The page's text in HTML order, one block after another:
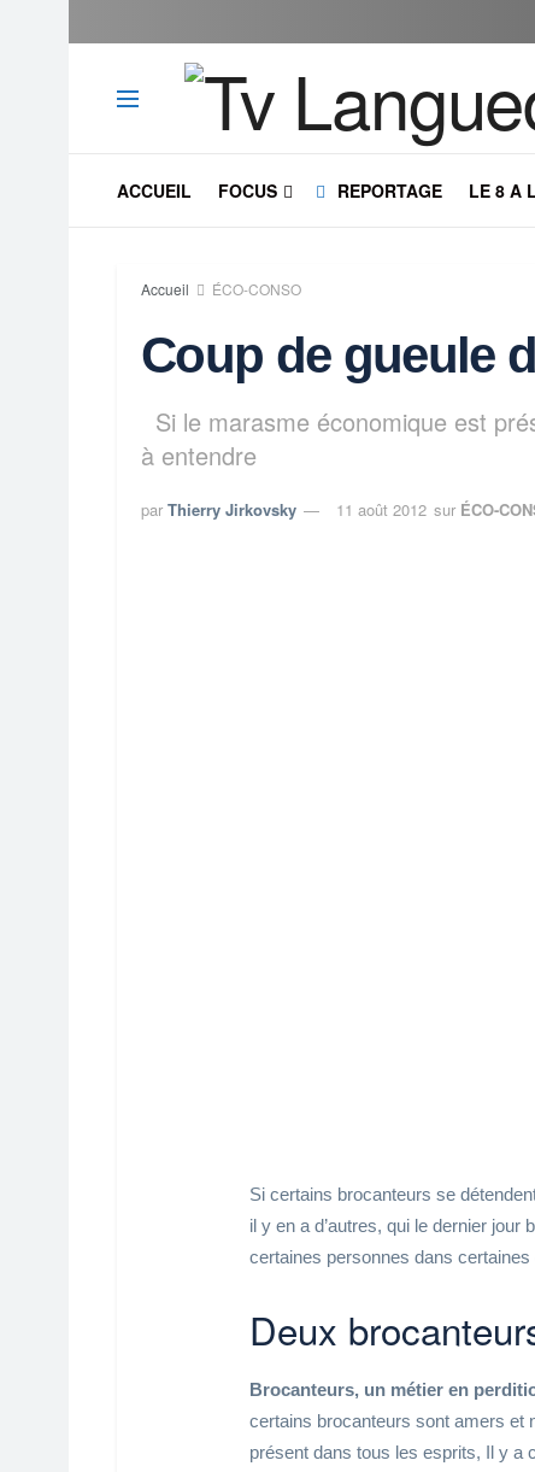
ACCUEIL FOCUS REPORTAGE LE 8 A
Accueil ÉCO-CONSO
Coup de gueule
Si le marasme économique est
à entendre
par Thierry Jirkovsky 11 août 2012 sur ÉCO-
Si certains brocanteurs se
il y en a d’autres, qui le dernier
certaines personnes dans
Deux
Brocanteurs, un métier en
certains brocanteurs sont amers et
présent dans tous les esprits, Il y a